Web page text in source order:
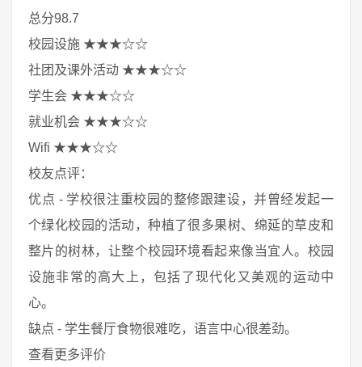
总分98.7
校园设施 ★★★☆☆
社团及课外活动 ★★★☆☆
学生会 ★★★☆☆
就业机会 ★★★☆☆
Wifi ★★★☆☆
校友点评：
优点 - 学校很注重校园的整修跟建设，并曾经发起一
个绿化校园的活动，种植了很多果树、绵延的草皮和
整片的树林，让整个校园环境看起来像当宜人。校园
设施非常的高大上，包括了现代化又美观的运动中
心。
缺点 - 学生餐厅食物很难吃，语言中心很差劲。
查看更多评价